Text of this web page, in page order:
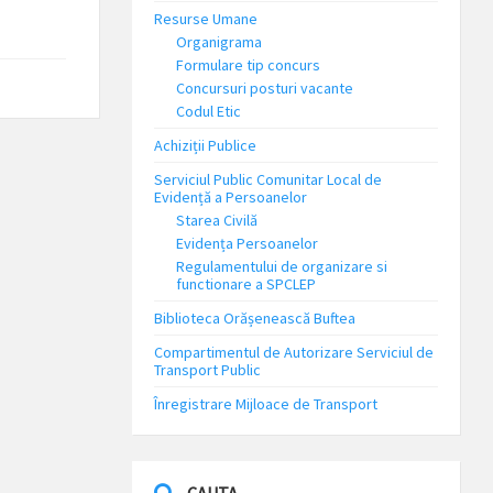
Resurse Umane
Organigrama
Formulare tip concurs
Concursuri posturi vacante
Codul Etic
Achiziții Publice
Serviciul Public Comunitar Local de
Evidență a Persoanelor
Starea Civilă
Evidența Persoanelor
Regulamentului de organizare si
functionare a SPCLEP
Biblioteca Orășenească Buftea
Compartimentul de Autorizare Serviciul de
Transport Public
Înregistrare Mijloace de Transport